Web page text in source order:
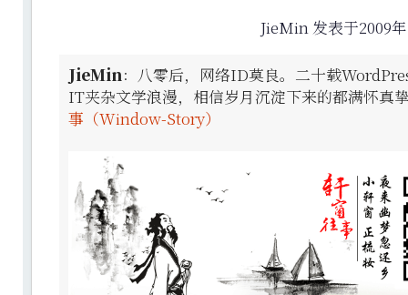
JieMin 发表于2009
JieMin：八零后，网络ID莫良。二十载
IT夹杂文学浪漫，相信岁月沉淀下来的都满怀真
事（Window-Story）